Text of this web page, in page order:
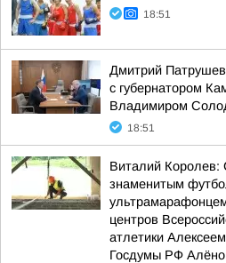
18:51
Дмитрий
с губернатором
Владимиром
18:51
Виталий Королев:
знаменитым
центров
атлетики
Госдумы РФ